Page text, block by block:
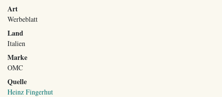
Art
Werbeblatt
Land
Italien
Marke
OMC
Quelle
Heinz Fingerhut